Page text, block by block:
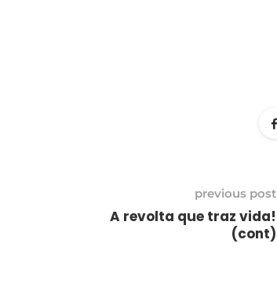
previous post
A revolta que traz vida!
(cont)